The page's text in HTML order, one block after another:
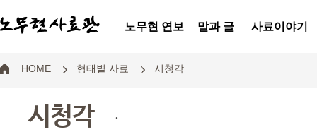
노무현 연보 말과 글 사료이야기
HOME 형태별 사료 시청각
시청각 .